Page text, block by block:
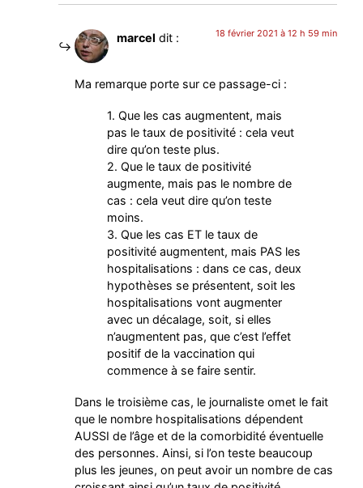
marcel dit : 18 février 2021 à 12 h 59 min
Ma remarque porte sur ce passage-ci :
1. Que les cas augmentent, mais
pas le taux de positivité : cela veut
dire qu’on teste plus.
2. Que le taux de positivité
augmente, mais pas le nombre de
cas : cela veut dire qu’on teste
moins.
3. Que les cas ET le taux de
positivité augmentent, mais PAS les
hospitalisations : dans ce cas, deux
hypothèses se présentent, soit les
hospitalisations vont augmenter
avec un décalage, soit, si elles
n’augmentent pas, que c’est l’effet
positif de la vaccination qui
commence à se faire sentir.
Dans le troisième cas, le journaliste omet le fait
que le nombre hospitalisations dépendent
AUSSI de l’âge et de la comorbidité éventuelle
des personnes. Ainsi, si l’on teste beaucoup
plus les jeunes, on peut avoir un nombre de cas